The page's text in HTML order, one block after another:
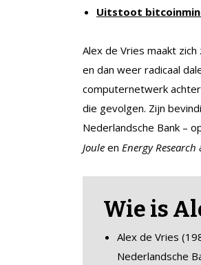
Uitstoot
Alex de Vries maakt
en dan weer radicaal
computernetwerk
die gevolgen. Zijn
Nederlandsche Bank –
Joule en Energy Research
Wie is
Alex de Vries
Nederlandsche